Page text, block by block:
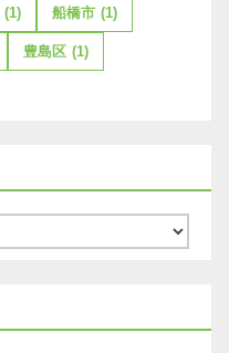
(1) 船橋市 (1)
豊島区 (1)